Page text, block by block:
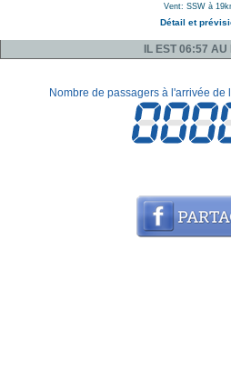
Vent: SSW à
Détail et
IL EST 06:57 AU
Nombre de passagers à l'arrivée de